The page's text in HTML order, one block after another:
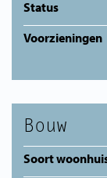
Status
Voorzieningen
Bouw
Soort